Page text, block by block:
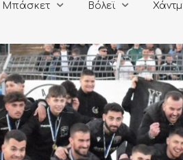
Μπάσκετ Βόλεϊ